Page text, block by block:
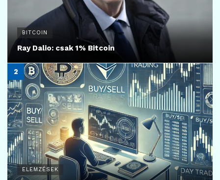
BITCOIN
Ray Dalio: csak 1% Bitcoin
ELEMZÉSEK